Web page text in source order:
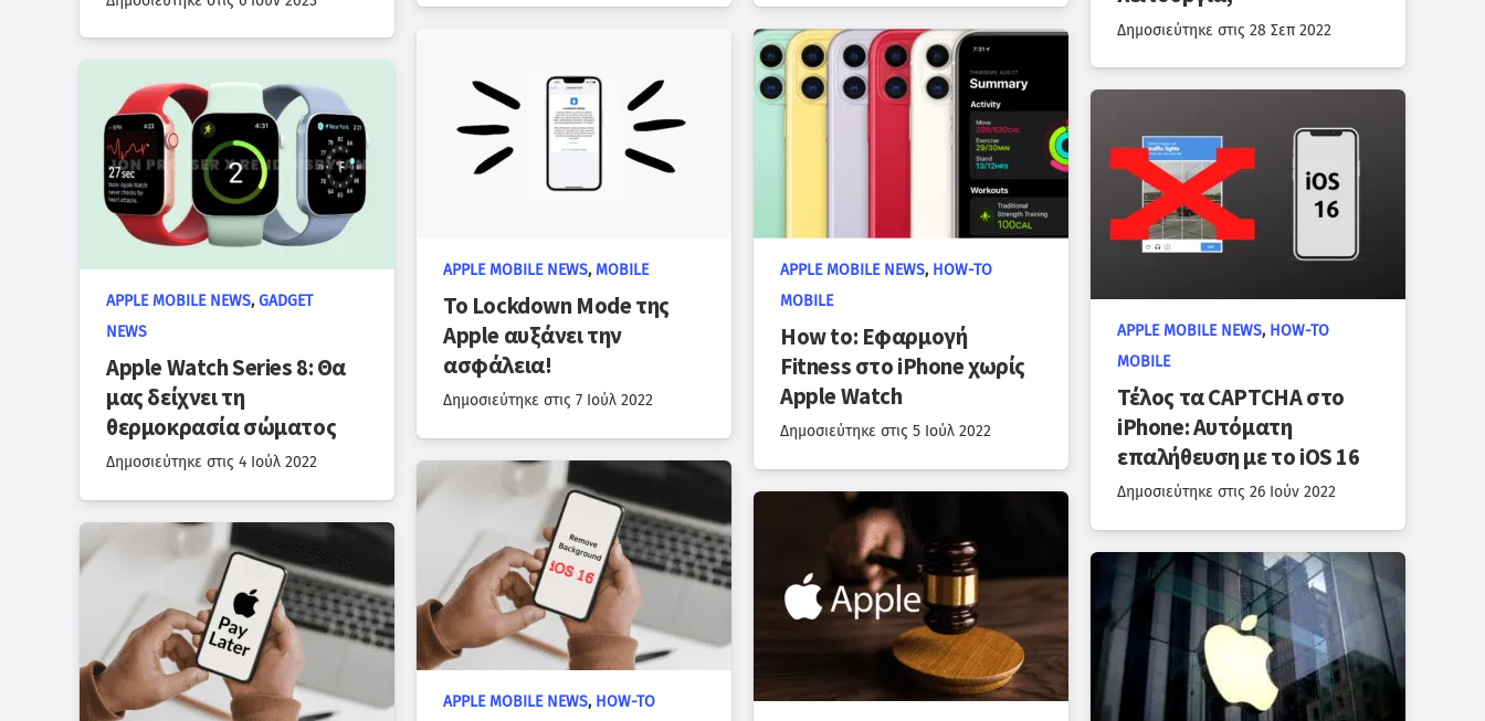
Δημοσιεύτηκε στις 28 Σεπ 2022
APPLE MOBILE NEWS, MOBILE
Το Lockdown Mode της
Apple αυξάνει την
ασφάλεια!
Δημοσιεύτηκε στις 7 Ιούλ 2022
APPLE MOBILE NEWS, HOW-TO
MOBILE
How to: Εφαρμογή
Fitness στο iPhone χωρίς
Apple Watch
Δημοσιεύτηκε στις 5 Ιούλ 2022
APPLE MOBILE NEWS,GADGET
NEWS
Apple Watch Series 8: Θα
μας δείχνει τη
θερμοκρασία σώματος
Δημοσιεύτηκε στις 4 Ιούλ 2022
APPLE MOBILE NEWS, HOW-TO
MOBILE
Τέλος τα CAPTCHA στο
iPhone: Αυτόματη
επαλήθευση με το iOS 16
Δημοσιεύτηκε στις 26 Ιούν 2022
APPLE MOBILE NEWS, HOW-TO